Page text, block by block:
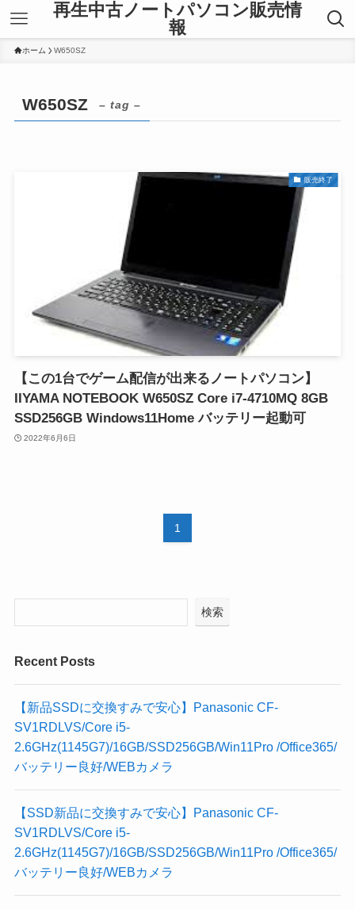
再生中古ノートパソコン販売情
報
ホーム W650SZ
W650SZ – tag –
販売終了
【この1台でゲーム配信が出来るノートパソコン】
IIYAMA NOTEBOOK W650SZ Core i7-4710MQ 8GB
SSD256GB Windows11Home バッテリー起動可
2022年6月6日
1
検索
Recent Posts
【新品SSDに交換すみで安心】Panasonic CF-
SV1RDLVS/Core i5-
2.6GHz(1145G7)/16GB/SSD256GB/Win11Pro /Office365/
バッテリー良好/WEBカメラ
【SSD新品に交換すみで安心】Panasonic CF-
SV1RDLVS/Core i5-
2.6GHz(1145G7)/16GB/SSD256GB/Win11Pro /Office365/
バッテリー良好/WEBカメラ